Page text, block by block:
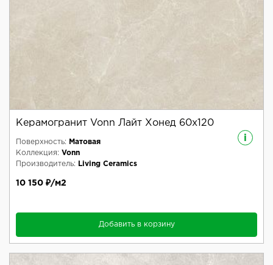
Керамогранит Vonn Лайт Хонед 60x120
i
Поверхность:
Матовая
Коллекция: Vonn
Производитель:
Living Ceramics
10 150 ₽/м2
Добавить в корзину